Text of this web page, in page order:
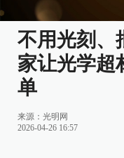
不用光刻、
家让光学超
单
来源：光明网
2026-04-26 16:57